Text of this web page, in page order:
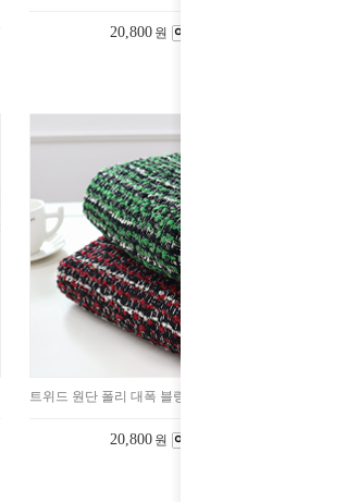
20,800 원
트위드 원단 폴리 대폭 블링 2color ST003
20,800 원